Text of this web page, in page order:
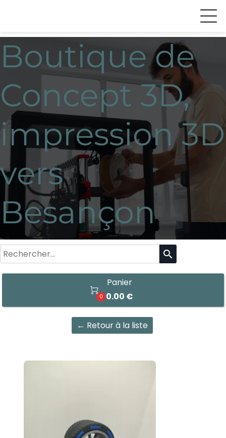
Boutique de
Concept 3D,
impression 3D
vers
Besançon
search

0
Panier
0.00 €
← Retour à la liste